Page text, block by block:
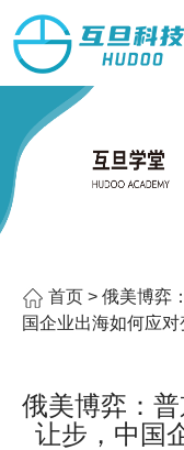
首页 > 俄美博弈
国企业出海如何应对
俄美博弈：
让步，中国